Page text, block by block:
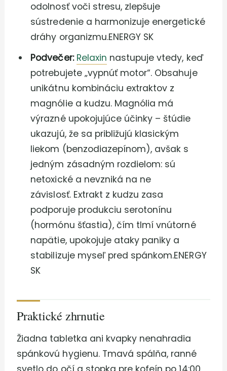
odolnosť voči stresu, zlepšuje
sústredenie a harmonizuje energetické
dráhy organizmu.ENERGY SK
Podvečer: Relaxin nastupuje vtedy, keď
potrebujete „vypnúť motor“. Obsahuje
unikátnu kombináciu extraktov z
magnólie a kudzu. Magnólia má
výrazné upokojujúce účinky – štúdie
ukazujú, že sa približujú klasickým
liekom (benzodiazepínom), avšak s
jedným zásadným rozdielom: sú
netoxické a nevzniká na ne
závislosť. Extrakt z kudzu zasa
podporuje produkciu serotonínu
(hormónu šťastia), čím tlmí vnútorné
napätie, upokojuje ataky paniky a
stabilizuje myseľ pred spánkom.ENERGY
SK
Praktické zhrnutie
Žiadna tabletka ani kvapky nenahradia
spánkovú hygienu. Tmavá spálňa, ranné